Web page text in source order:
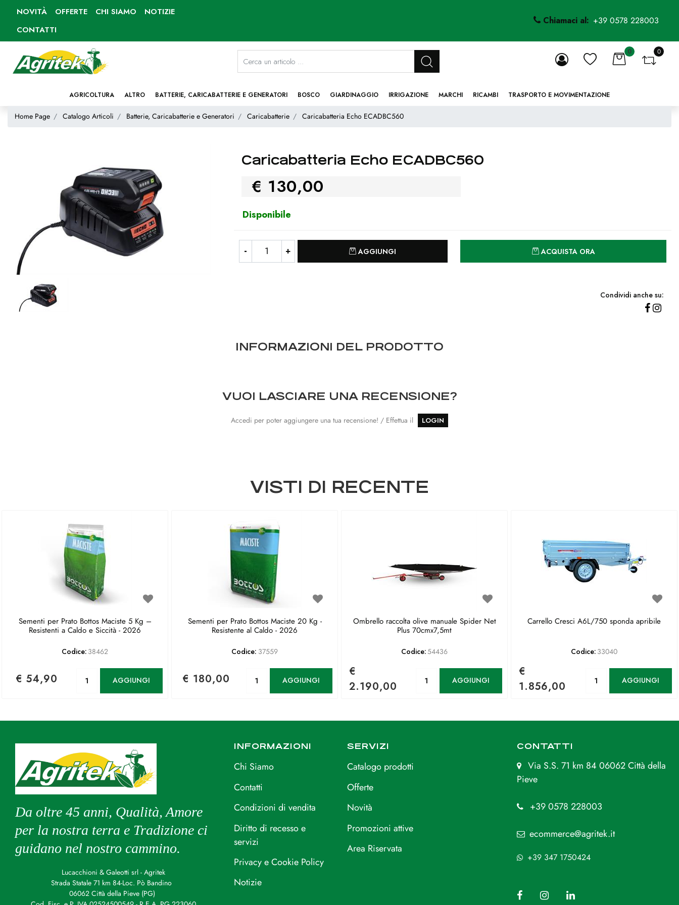
NOVITÀ OFFERTE CHI SIAMO
NOTIZIE
CONTATTI
Chiamaci al: +39 0578 228003
La modifica di un filtro aggiorna automaticamente gli altri filtri disponibili. 0 0
AGRICOLTURA ALTRO BATTERIE, CARICABATTERIE E GENERATORI BOSCO GIARDINAGGIO IRRIGAZIONE MARCHI RICAMBI TRASPORTO E MOVIMENTAZIONE
Home Page Catalogo Articoli Batterie, Caricabatterie e Generatori Caricabatterie Caricabatteria Echo ECADBC560
Caricabatteria Echo ECADBC560
€ 130,00
Disponibile
AGGIUNGI ACQUISTA ORA
Condividi anche su:
INFORMAZIONI DEL PRODOTTO
VUOI LASCIARE UNA RECENSIONE?
Accedi per poter aggiungere una tua recensione! / Effettua il LOGIN
VISTI DI RECENTE
Sementi per Prato Bottos Maciste 5 Kg –
Resistenti a Caldo e Siccità - 2026
Codice: 38462
€ 54,90 AGGIUNGI
Sementi per Prato Bottos Maciste 20 Kg -
Resistente al Caldo - 2026
Codice: 37559
€ 180,00 AGGIUNGI
Ombrello raccolta olive manuale Spider Net
Plus 70cmx7,5mt
Codice:54436
€
2.190,00
AGGIUNGI
Carrello Cresci A6L/750 sponda apribile
Codice: 33040
€
1.856,00
AGGIUNGI
Da oltre 45 anni, Qualità, Amore
per la nostra terra e Tradizione ci
guidano nel nostro cammino.
Lucacchioni & Galeotti srl - Agritek
Strada Statale 71 km 84-Loc. Pò Bandino
06062 Città della Pieve (PG)
INFORMAZIONI
Chi Siamo
Contatti
Condizioni di vendita
Diritto di recesso e
servizi
Privacy e Cookie Policy
Notizie
SERVIZI
Catalogo prodotti
Offerte
Novità
Promozioni attive
Area Riservata
CONTATTI
Via S.S. 71 km 84 06062 Città della
Pieve
+39 0578 228003
ecommerce@agritek.it
+39 347 1750424